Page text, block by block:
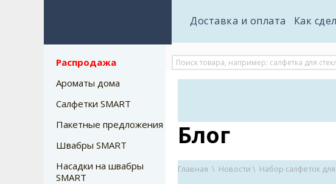
Доставка и оплата Как
Распродажа
Ароматы дома
Салфетки SMART
Пакетные предложения
Швабры SMART
Насадки на швабры
SMART
Блог
Главная \ Новости \ Набор салфеток